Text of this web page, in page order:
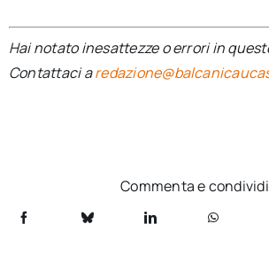
Hai notato inesattezze o errori in
Contattaci a
Commenta e condividi